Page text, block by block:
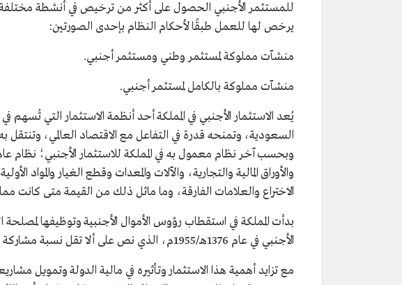
للمستثمر الأجنبي الحصول على أكثر من ترخيص في أنشطة مختلفة،
يرخص لها للعمل طبقًا لأحكام النظام بإحدى الصورتين:
منشآت مملوكة لمستثمر وطني ومستثمر أجنبي.
منشآت مملوكة بالكامل لمستثمر أجنبي.
يُعد الاستثمار الأجنبي في المملكة أحد أنظمة الاستثمار التي
السعودية، وتمنحه قدرة في التفاعل مع الاقتصاد العالمي، وتنتقل
والأوراق المالية والتجارية، والآلات والمعدات وقطع الغيار والمواد
الاختراع والعلامات الفارقة، وما ماثل ذلك من القيمة متى
بدأت المملكة في استقطاب رؤوس الأموال الأجنبية وتوظيفها
الأجنبي في عام 1376هـ/1955م، الذي نص على ألا تقل نسبة مشاركة رأس المال الوطني عن 51% من إجمالي التمويل.
مع تزايد أهمية هذا الاستثمار وتأثيره في مالية الدولة وتمويل